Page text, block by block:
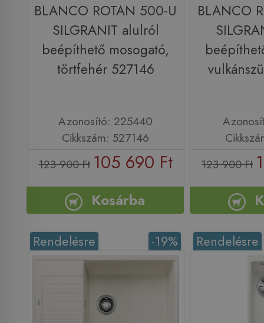
BLANCO ROTAN 500-U
SILGRANIT alulról
beépíthető mosogató,
törtfehér 527146
Azonosító: 225440
Cikkszám: 527146
123 900 Ft 105 690 Ft
Kosárba
BLANCO
123 900 Ft
-19%
Rendelésre Rendelésre